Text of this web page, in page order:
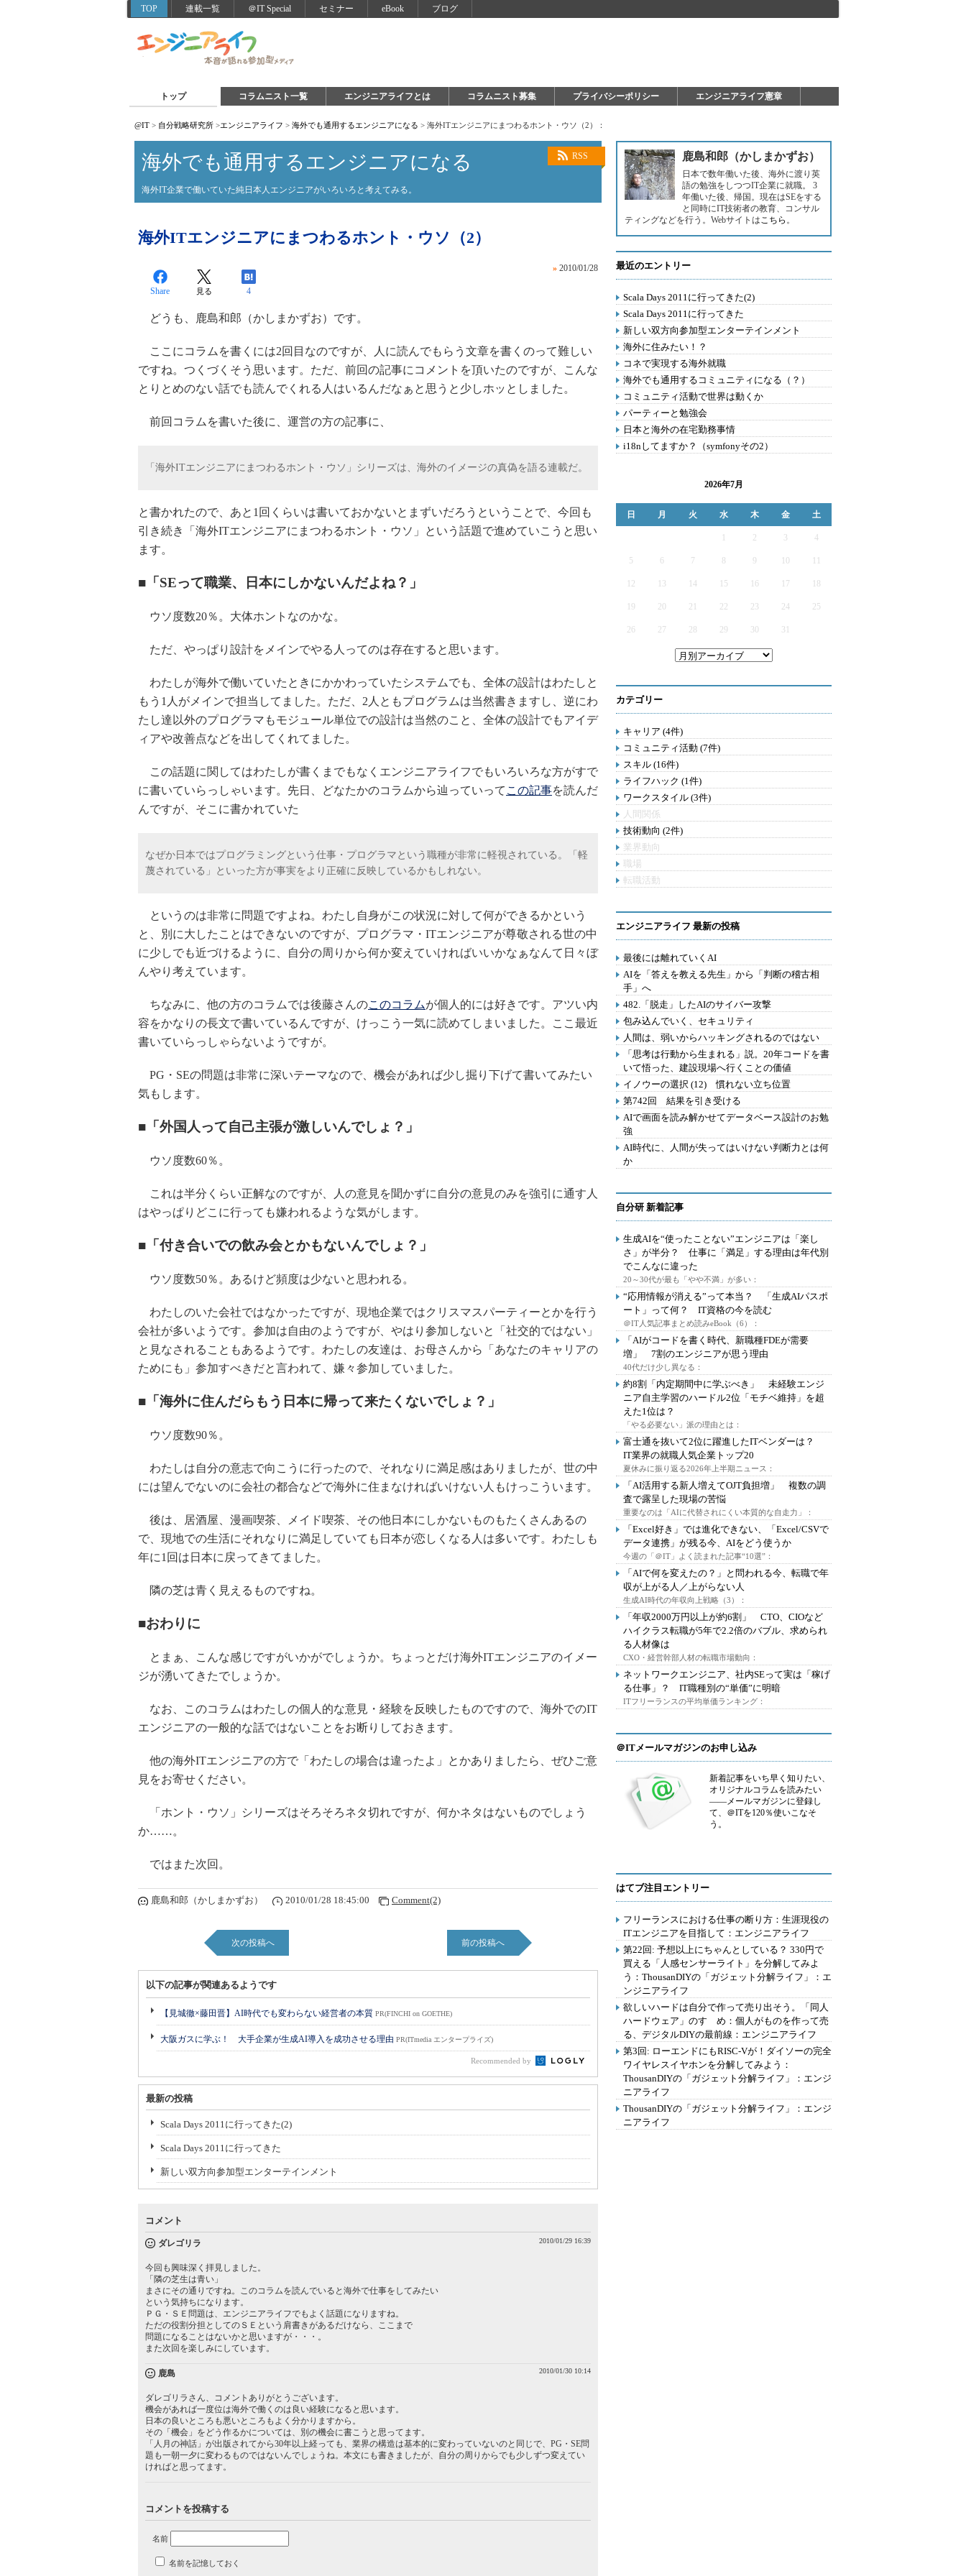
TOP 連載一覧 ＠IT Special セミナー eBook ブログ
トップ コラムニスト一覧 エンジニアライフとは コラムニスト募集 プライバシーポリシー エンジニアライフ憲章
@IT > 自分戦略研究所 >エンジニアライフ > 海外でも通用するエンジニアになる > 海外ITエンジニアにまつわるホント・ウソ（2）：
RSS
海外でも通用するエンジニアになる
海外IT企業で働いていた純日本人エンジニアがいろいろと考えてみる。
海外ITエンジニアにまつわるホント・ウソ（2）
» 2010/01/28
Share 見る 4
どうも、鹿島和郎（かしまかずお）です。
ここにコラムを書くには2回目なのですが、人に読んでもらう文章を書くのって難しい
ですね。つくづくそう思います。ただ、前回の記事にコメントを頂いたのですが、こんな
とりとめのない話でも読んでくれる人はいるんだなぁと思うと少しホッとしました。
前回コラムを書いた後に、運営の方の記事に、
「海外ITエンジニアにまつわるホント・ウソ」シリーズは、海外のイメージの真偽を語る連載だ。
と書かれたので、あと1回くらいは書いておかないとまずいだろうということで、今回も
引き続き「海外ITエンジニアにまつわるホント・ウソ」という話題で進めていこうと思い
ます。
■「SEって職業、日本にしかないんだよね？」
ウソ度数20％。大体ホントなのかな。
ただ、やっぱり設計をメインでやる人ってのは存在すると思います。
わたしが海外で働いていたときにかかわっていたシステムでも、全体の設計はわたしと
もう1人がメインで担当してました。ただ、2人ともプログラムは当然書きますし、逆にわ
たし達以外のプログラマもモジュール単位での設計は当然のこと、全体の設計でもアイデ
ィアや改善点などを出してくれてました。
この話題に関してはわたしが書くまでもなくエンジニアライフでもいろいろな方がすで
に書いていらっしゃいます。先日、どなたかのコラムから辿っていって この記事を読んだ
んですが、そこに書かれていた
なぜか日本ではプログラミングという仕事・プログラマという職種が非常に軽視されている。「軽
蔑されている」といった方が事実をより正確に反映しているかもしれない。
というのは非常に問題ですよね。わたし自身がこの状況に対して何ができるかという
と、別に大したことはできないのですが、プログラマ・ITエンジニアが尊敬される世の中
に少しでも近づけるように、自分の周りから何か変えていければいいかなぁなんて日々ぼ
んやり考えています。
ちなみに、他の方のコラムでは後藤さんのこのコラムが個人的には好きです。アツい内
容をかなりの長文で書いているんですが、けっこう一気に読めてしまいました。ここ最近
書いていらっしゃらないようですが。
PG・SEの問題は非常に深いテーマなので、機会があれば少し掘り下げて書いてみたい
気もします。
■「外国人って自己主張が激しいんでしょ？」
ウソ度数60％。
これは半分くらい正解なのですが、人の意見を聞かずに自分の意見のみを強引に通す人
はやっぱりどこに行っても嫌われるような気がします。
■「付き合いでの飲み会とかもないんでしょ？」
ウソ度数50％。あるけど頻度は少ないと思われる。
わたしのいた会社ではなかったですが、現地企業ではクリスマスパーティーとかを行う
会社が多いようです。参加は自由のようですが、やはり参加しないと「社交的ではない」
と見なされることもあるようです。わたしの友達は、お母さんから「あなたのキャリアの
ためにも」参加すべきだと言われて、嫌々参加していました。
■「海外に住んだらもう日本に帰って来たくないでしょ？」
ウソ度数90％。
わたしは自分の意志で向こうに行ったので、それなりに満足感はありましたが、世の中
には望んでないのに会社の都合などで海外に住まなければいけない人もけっこういます。
後は、居酒屋、漫画喫茶、メイド喫茶、その他日本にしかないものもたくさんあるの
で、現地での生活にそれなりに満足していても日本が恋しくなる人は多いです。わたしも
年に1回は日本に戻ってきてました。
隣の芝は青く見えるものですね。
■おわりに
とまぁ、こんな感じですがいかがでしょうか。ちょっとだけ海外ITエンジニアのイメー
ジが湧いてきたでしょうか。
なお、このコラムはわたしの個人的な意見・経験を反映したものですので、海外でのIT
エンジニアの一般的な話ではないことをお断りしておきます。
他の海外ITエンジニアの方で「わたしの場合は違ったよ」とかありましたら、ぜひご意
見をお寄せください。
「ホント・ウソ」シリーズはそろそろネタ切れですが、何かネタはないものでしょう
か……。
ではまた次回。
鹿島和郎（かしまかずお） 2010/01/28 18:45:00 Comment(2)
次の投稿へ 前の投稿へ
以下の記事が関連あるようです
【見城徹×藤田晋】AI時代でも変わらない経営者の本質 PR(FINCHI on GOETHE)
大阪ガスに学ぶ！ 大手企業が生成AI導入を成功させる理由 PR(ITmedia エンタープライズ)
Recommended by
最新の投稿
Scala Days 2011に行ってきた(2)
Scala Days 2011に行ってきた
新しい双方向参加型エンターテインメント
コメント
ダレゴリラ 2010/01/29 16:39
今回も興味深く拝見しました。
「隣の芝生は青い」
まさにその通りですね。このコラムを読んでいると海外で仕事をしてみたい
という気持ちになります。
ＰＧ・ＳＥ問題は、エンジニアライフでもよく話題になりますね。
ただの役割分担としてのＳＥという肩書きがあるだけなら、ここまで
問題になることはないかと思いますが・・・。
また次回を楽しみにしています。
鹿島 2010/01/30 10:14
ダレゴリラさん、コメントありがとうございます。
機会があれば一度位は海外で働くのは良い経験になると思います。
日本の良いところも悪いところもよく分かりますから。
その「機会」をどう作るかについては、別の機会に書こうと思ってます。
「人月の神話」が出版されてから30年以上経っても、業界の構造は基本的に変わっていないのと同じで、PG・SE問
題も一朝一夕に変わるものではないんでしょうね。本文にも書きましたが、自分の周りからでも少しずつ変えてい
ければと思ってます。
コメントを投稿する
名前
名前を記憶しておく
鹿島和郎（かしまかずお）
日本で数年働いた後、海外に渡り英
語の勉強をしつつIT企業に就職。 3
年働いた後、帰国。現在はSEをする
と同時にIT技術者の教育、コンサル
ティングなどを行う。Webサイトはこちら 。
最近のエントリー
Scala Days 2011に行ってきた(2)
Scala Days 2011に行ってきた
新しい双方向参加型エンターテインメント
海外に住みたい！？
コネで実現する海外就職
海外でも通用するコミュニティになる（？）
コミュニティ活動で世界は動くか
パーティーと勉強会
日本と海外の在宅勤務事情
i18nしてますか？（symfonyその2）
2026年7月
日 月 火 水 木 金 土
2 3 4
5 6 7 9
12 13 14 15 16 17
19 20 21 22 23 24 25
26 27 28 29 30 31
カテゴリー
キャリア (4件)
コミュニティ活動 (7件)
スキル (16件)
ライフハック (1件)
ワークスタイル (3件)
人間関係
技術動向 (2件)
業界動向
職場
転職活動
エンジニアライフ 最新の投稿
最後には離れていくAI
AIを「答えを教える先生」から「判断の稽古相
手」へ
482.「脱走」したAIのサイバー攻撃
包み込んでいく、セキュリティ
人間は、弱いからハッキングされるのではない
「思考は行動から生まれる」説。20年コードを書
いて悟った、建設現場へ行くことの価値
イノウーの選択 (12) 慣れない立ち位置
第742回 結果を引き受ける
AIで画面を読み解かせてデータベース設計のお勉
強
AI時代に、人間が失ってはいけない判断力とは何
か
自分研 新着記事
生成AIを“使ったことない”エンジニアは「楽し
さ」が半分？ 仕事に「満足」する理由は年代別
でこんなに違った
20～30代が最も「やや不満」が多い：
“応用情報が消える”って本当？ 「生成AIパスポ
ート」って何？ IT資格の今を読む
＠IT人気記事まとめ読みeBook（6）：
「AIがコードを書く時代、新職種FDEが需要
増」 7割のエンジニアが思う理由
40代だけ少し異なる：
約8割「内定期間中に学ぶべき」 未経験エンジ
ニア自主学習のハードル2位「モチベ維持」を超
えた1位は？
「やる必要ない」派の理由とは：
富士通を抜いて2位に躍進したITベンダーは？
IT業界の就職人気企業トップ20
夏休みに振り返る2026年上半期ニュース：
「AI活用する新人増えてOJT負担増」 複数の調
査で露呈した現場の苦悩
重要なのは「AIに代替されにくい本質的な自走力」：
「Excel好き」では進化できない、「Excel/CSVで
データ連携」が残る今、AIをどう使うか
今週の「＠IT」よく読まれた記事“10選”：
「AIで何を変えたの？」と問われる今、転職で年
収が上がる人／上がらない人
生成AI時代の年収向上戦略（3）：
「年収2000万円以上が約6割」 CTO、CIOなど
ハイクラス転職が5年で2.2倍のバブル、求められ
る人材像は
CXO・経営幹部人材の転職市場動向：
ネットワークエンジニア、社内SEって実は「稼げ
る仕事」？ IT職種別の“単価”に明暗
ITフリーランスの平均単価ランキング：
＠ITメールマガジンのお申し込み
新着記事をいち早く知りたい、
オリジナルコラムを読みたい
――メールマガジンに登録し
て、＠ITを120％使いこなそ
う。
はてブ注目エントリー
フリーランスにおける仕事の断り方：生涯現役の
ITエンジニアを目指して：エンジニアライフ
第22回: 予想以上にちゃんとしている？ 330円で
買える「人感センサーライト」を分解してみよ
う：ThousanDIYの「ガジェット分解ライフ」：エ
ンジニアライフ
欲しいハードは自分で作って売り出そう。「同人
ハードウェア」のすゝめ：個人がものを作って売
る、デジタルDIYの最前線：エンジニアライフ
第3回: ローエンドにもRISC-Vが！ダイソーの完全
ワイヤレスイヤホンを分解してみよう：
ThousanDIYの「ガジェット分解ライフ」：エンジ
ニアライフ
ThousanDIYの「ガジェット分解ライフ」：エンジ
ニアライフ